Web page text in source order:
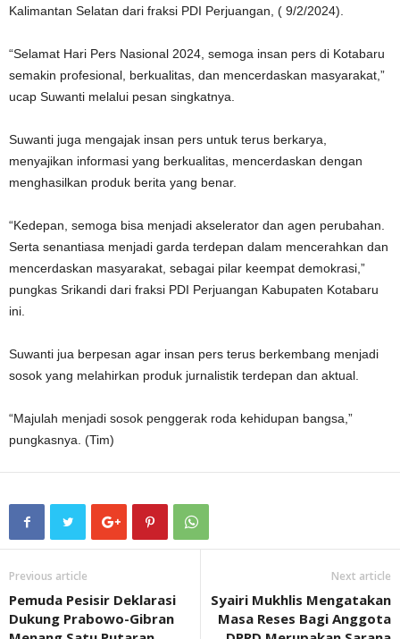
Kalimantan Selatan dari fraksi PDI Perjuangan, ( 9/2/2024).
“Selamat Hari Pers Nasional 2024, semoga insan pers di Kotabaru
semakin profesional, berkualitas, dan mencerdaskan masyarakat,”
ucap Suwanti melalui pesan singkatnya.
Suwanti juga mengajak insan pers untuk terus berkarya,
menyajikan informasi yang berkualitas, mencerdaskan dengan
menghasilkan produk berita yang benar.
“Kedepan, semoga bisa menjadi akselerator dan agen perubahan.
Serta senantiasa menjadi garda terdepan dalam mencerahkan dan
mencerdaskan masyarakat, sebagai pilar keempat demokrasi,”
pungkas Srikandi dari fraksi PDI Perjuangan Kabupaten Kotabaru
ini.
Suwanti jua berpesan agar insan pers terus berkembang menjadi
sosok yang melahirkan produk jurnalistik terdepan dan aktual.
“Majulah menjadi sosok penggerak roda kehidupan bangsa,”
pungkasnya. (Tim)
Previous article
Pemuda Pesisir Deklarasi
Dukung Prabowo-Gibran
Next article
Syairi Mukhlis Mengatakan
Masa Reses Bagi Anggota